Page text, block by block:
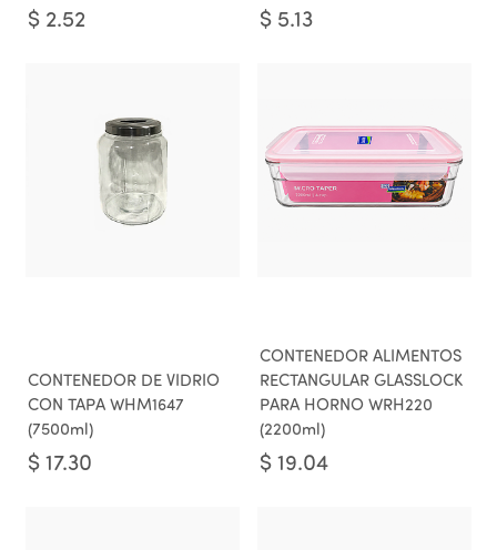
$ 2.52 $ 5.13
CONTENEDOR DE VIDRIO
CON TAPA WHM1647
(7500ml)
$ 17.30
CONTENEDOR ALIMENTOS
RECTANGULAR GLASSLOCK
PARA HORNO WRH220
(2200ml)
$ 19.04